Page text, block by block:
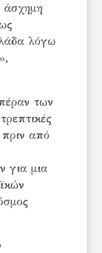
άσχημη
λόγω
των
από
για μια